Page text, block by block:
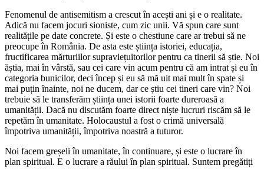
Fenomenul de antisemitism a crescut în acești ani și e o realitate.
Adică nu facem jocuri sioniste, cum zic unii. Vă spun care sunt
realitățile pe date concrete. Și este o chestiune care ar trebui să ne
preocupe în România. De asta este știința istoriei, educația,
fructificarea mărturiilor supraviețuitorilor pentru ca tinerii să știe. Noi
ăștia, mai în vârstă, sau cei care vin acum pentru că am intrat și eu în
categoria bunicilor, deci încep și eu să mă uit mai mult în spate și
mai puțin înainte, noi ne ducem, dar ce știu cei tineri care vin? Noi
trebuie să le transferăm știința unei istorii foarte dureroasă a
umanității. Dacă nu discutăm foarte direct niște lucruri riscăm să le
repetăm în umanitate. Holocaustul a fost o crimă universală
împotriva umanității, împotriva noastră a tuturor.
Noi facem greșeli în umanitate, în continuare, și este o lucrare în
plan spiritual. E o lucrare a răului în plan spiritual. Suntem pregătiți